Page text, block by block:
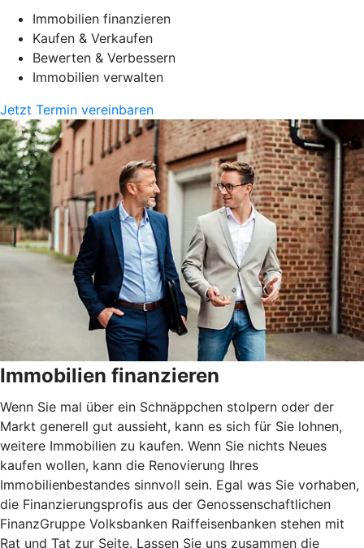
Immobilien finanzieren
Kaufen & Verkaufen
Bewerten & Verbessern
Immobilien verwalten
Jetzt Termin vereinbaren
Immobilien finanzieren
Wenn Sie mal über ein Schnäppchen stolpern oder der
Markt generell gut aussieht, kann es sich für Sie lohnen,
weitere Immobilien zu kaufen. Wenn Sie nichts Neues
kaufen wollen, kann die Renovierung Ihres
Immobilienbestandes sinnvoll sein. Egal was Sie vorhaben,
die Finanzierungsprofis aus der Genossenschaftlichen
FinanzGruppe Volksbanken Raiffeisenbanken stehen mit
Rat und Tat zur Seite. Lassen Sie uns zusammen die